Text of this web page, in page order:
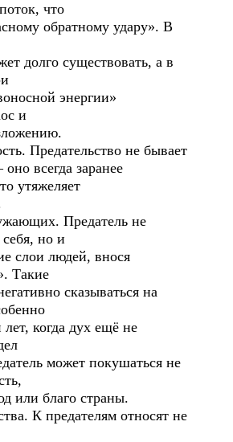
что
обратному удару». В
долго существовать, а в
энергии»
и
Предательство не бывает
всегда заранее
утяжеляет
Предатель не
но и
слои людей, внося
Такие
сказываться на
когда дух ещё не
может покушаться не
или благо страны.
К предателям относят не